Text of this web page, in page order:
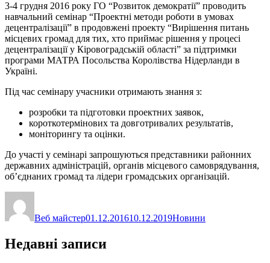
3-4 грудня 2016 року ГО “Розвиток демократії” проводить
навчальний семінар “Проектні методи роботи в умовах
децентралізації” в продовжені проекту “Вирішення питань
місцевих громад для тих, хто приймає рішення у процесі
децентралізації у Кіровоградській області” за підтримки
програми МАТРА Посольства Королівства Нідерланди в
Україні.
Під час семінару учасники отримають знання з:
розробки та підготовки проектних заявок,
короткотермінових та довготривалих результатів,
моніторингу та оцінки.
До участі у семінарі запрошуються представники районних
державних адміністрацій, органів місцевого самоврядування,
об’єднаних громад та лідери громадських організацій.
Веб майстер01.12.201610.12.2019Новини
Недавні записи